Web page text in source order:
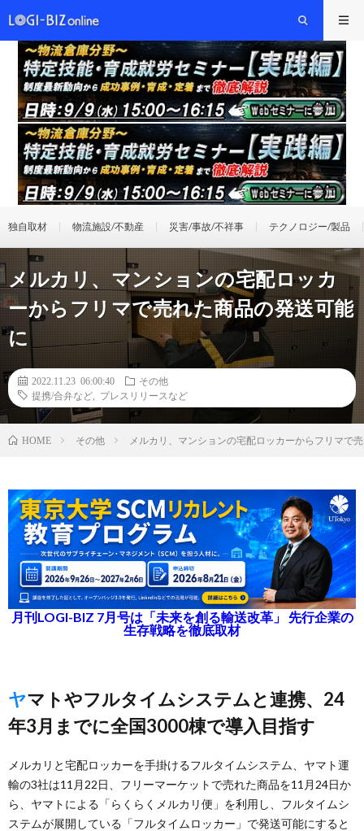
独自取材 物流施設/不動産 災害/事故/不祥事 テクノロジー/製品
メルカリ、マンションの宅配ロッカ
ーからフリマで売れた商品の発送可能
に
2022.11.23 06:00:40
その他
提携/合弁など
プレスリリースなど
HOME その他 メルカリ、マンションの宅配ロッカーからフリマで
月刊LOGI-BIZ 7月号は「未来を創る輸送改革」 先行企業の
生存戦略を徹底取材
ヤマトやフルタイムシステムと連携、24
年3月までに全国3000棟で導入目指す
メルカリと宅配ロッカーを手掛けるフルタイムシステム、ヤマト運
輸の3社は11月22日、フリーマーケットで売れた商品を11月24日か
ら、ヤマトによる「らくらくメルカリ便」を利用し、フルタイムシ
ステムが展開している「フルタイムロッカー」で発送可能にすると